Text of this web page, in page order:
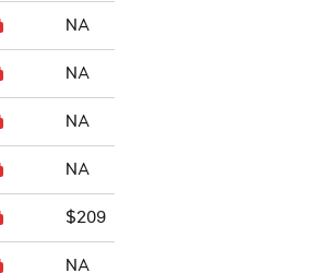
NA
NA
NA
NA
$209
NA